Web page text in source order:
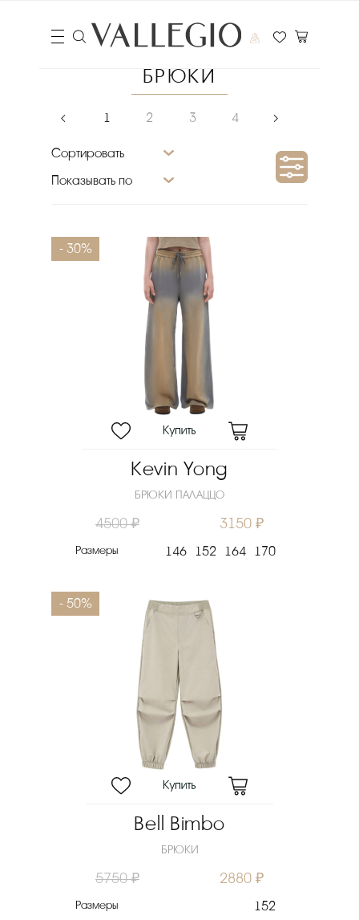
БРЮКИ
‹ 1 2 3 4 ›
Сортировать
Показывать по
Сезон
Материал верха
Цена
Выберите порядок сортировки
Очистить фильтры
- 30%
Kevin Yong
БРЮКИ ПАЛАЦЦО
4500 ₽ 3150 ₽
Размеры 146 152 164 170
- 50%
Bell Bimbo
БРЮКИ
5750 ₽ 2880 ₽
Размеры 152